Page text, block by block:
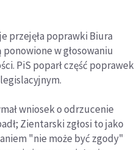
przejęła poprawki Biura
w głosowaniu
PiS poparł część poprawek
wniosek o odrzucenie
Zientarski zgłosi to jako
"nie może być zgody"